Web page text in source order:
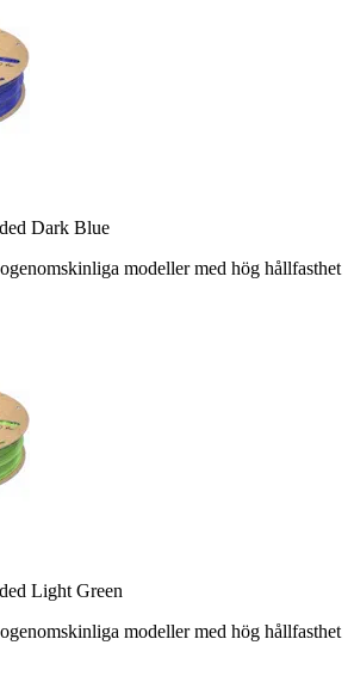
Dark Blue
modeller med hög hållfasthet
Light Green
modeller med hög hållfasthet